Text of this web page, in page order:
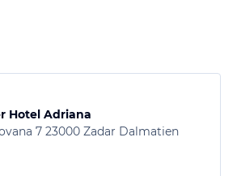
Hotel Adriana
7 23000 Zadar Dalmatien